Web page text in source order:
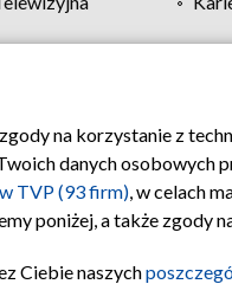
Polityka prywatności
na korzystanie z
danych osobowych
TVP (93 firm), w celach
poniżej, a także zgody
Ciebie naszych